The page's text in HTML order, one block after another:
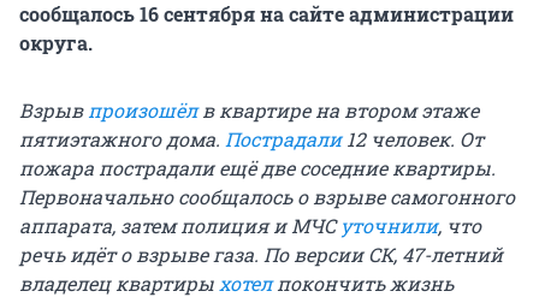
сообщалось 16 сентября на сайте администрации
округа.
Взрыв произошёлв квартире на втором этаже
пятиэтажного дома. Пострадали12 человек. От
пожара пострадали ещё две соседние квартиры.
Первоначально сообщалось о взрыве самогонного
аппарата, затем полиция и МЧСуточнили, что
речь идёт о взрыве газа. По версии СК, 47-летний
владелец квартиры хотелпокончить жизнь